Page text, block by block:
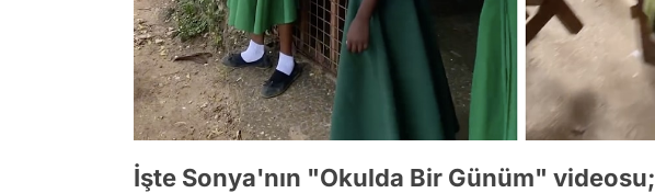
İşte Sonya'nın "Okulda Bir Günüm" videosu;